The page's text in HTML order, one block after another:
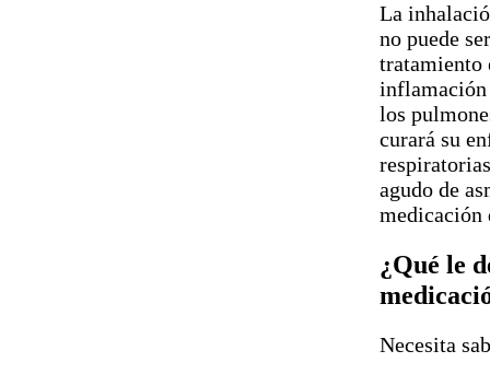
La
no puede
tratamiento
inflamación
los
curará su
agudo de
medicación
¿Qué le
Necesita